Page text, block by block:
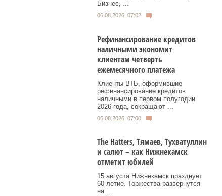
Бизнес, ...
06.08.2026, 07:02
Рефинансирование кредитов
наличными экономит
клиентам четверть
ежемесячного платежа
Клиенты ВТБ, оформившие
рефинансирование кредитов
наличными в первом полугодии
2026 года, сокращают ...
06.08.2026, 07:00
Тhe Нatters, Тямаев, Тухватуллин
и салют – как Нижнекамск
отметит юбилей
15 августа Нижнекамск празднует
60‑летие. Торжества развернутся
на ...